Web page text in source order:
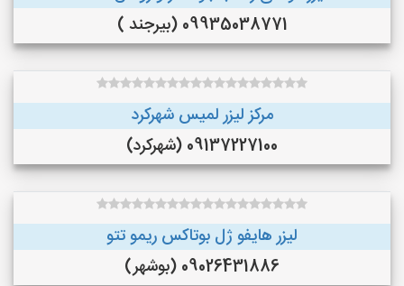
09935038771 (بیرجند )
مرکز لیزر لمیس شهرکرد
09137227100 (شهرکرد)
لیزر هایفو ژل بوتاکس ریمو تتو
09026431886 (بوشهر)